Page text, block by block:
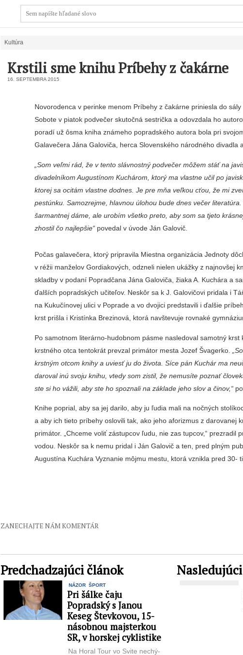
Kultúra
Krstili sme knihu Príbehy z čakárne
16. SEPTEMBRA 2015
Novorodenca v perinke menom Príbehy z čakárne priniesla do
Sobote v piatok podvečer skutočná sestrička a odovzdala ho
poradí už ôsma kniha známeho popradského au­tora bola pri
Galaveče­ra Jána Galoviča, herca Slo­venského národného divad­la
„Som veľmi rád, že v tento slávnostný podvečer môžem stáť na
divadelníkom Augustínom Kuchárom, kto­rý ma vlastne učil po
ktorej sa ocitám vlastne dodnes. Je pre mňa veľkou cťou, že mi
pestúnku. Samozrejme, hlavnou úlohou bude dnes večer
šarmantnej dáme, ale urobím všetko preto, aby som sa tjeto
zhostil čo najlepšie“ povedal v úvode Ján Galovič.
Počas galavečera, ktorý pripravila Miestna organi­zácia Jednoty
v ré­žii manželov Gordiakových, odzneli nielen ukážky z naj­novšej
skladby v podaní Popradčana Jána Galoviča, žiaka A. Kuchára a
ďalších popradských učiteľov. Ne­skôr sa k J. Galovičovi prida­la i
na Kukučínovej ulici v Poprade a vo dvojici predstavili i ďalšie
krst prišla i Kristínka Brezinová, ktorá navštevuje rovnaké
Po samotnom literárno­-hudobnom pásme nasle­doval samotný
krstného otca tentokrát pre­vzal primátor mesta Jozef Švagerko.
krstným otcom knihy a uviesť ju do ži­vota. Síce pán Kuchár ma
daroval inú svoju knihu, vtedy som zistil, že nemusíte poznať
ste si ho vážili, aby ste ho spoznali na základe jeho slov a činov,“
Knihe poprial, aby sa jej darilo, aby ju ľudia mali na nočných
a aby ich tieto príbehy oslovili tak, ako jeho aforizmus z daro­vanej
primátor. „Chceme voliť zástupcov ľudu, nie zas tupcov,“ prezradil
vodou. Neskôr sa k nemu pri­dal i Ján Galovič a ten, pred plným
Augustína Kuchára Vyznanie môjmu mestu, ktorá vznikla pred 30-
ZANECHAJTE NÁM KOMENTÁR
Predchadzajúci článok
NÁZOR ŠPORT
Pri šálke čaju
Popradský s Janou
Keseg Števkovou, 15-
násobnou majsterkou
SR, v horskej cyklistike
Na Horal Tour vo Svite nechý­